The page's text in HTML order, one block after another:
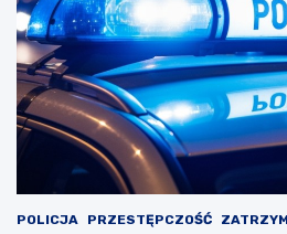
POLICJA PRZESTĘPCZOŚĆ